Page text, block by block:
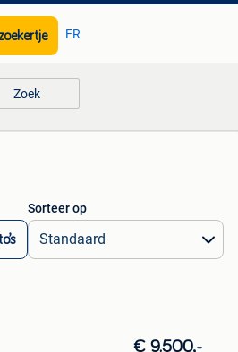
FR
Zoek
Sorteer op
€ 9.500,-